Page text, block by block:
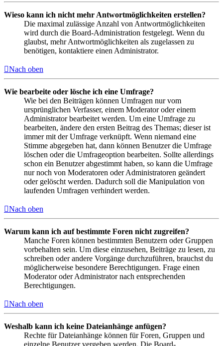
Wieso kann ich nicht mehr Antwortmöglichkeiten erstellen?
Die maximal zulässige Anzahl von Antwortmöglichkeiten
wird durch die Board-Administration festgelegt. Wenn du
glaubst, mehr Antwortmöglichkeiten als zugelassen zu
benötigen, kontaktiere einen Administrator.
Nach oben
Wie bearbeite oder lösche ich eine Umfrage?
Wie bei den Beiträgen können Umfragen nur vom
ursprünglichen Verfasser, einem Moderator oder einem
Administrator bearbeitet werden. Um eine Umfrage zu
bearbeiten, ändere den ersten Beitrag des Themas; dieser ist
immer mit der Umfrage verknüpft. Wenn niemand eine
Stimme abgegeben hat, dann können Benutzer die Umfrage
löschen oder die Umfrageoption bearbeiten. Sollte allerdings
schon ein Benutzer abgestimmt haben, so kann die Umfrage
nur noch von Moderatoren oder Administratoren geändert
oder gelöscht werden. Dadurch soll die Manipulation von
laufenden Umfragen verhindert werden.
Nach oben
Warum kann ich auf bestimmte Foren nicht zugreifen?
Manche Foren können bestimmten Benutzern oder Gruppen
vorbehalten sein. Um diese einzusehen, Beiträge zu lesen, zu
schreiben oder andere Vorgänge durchzuführen, brauchst du
möglicherweise besondere Berechtigungen. Frage einen
Moderator oder Administrator nach entsprechenden
Berechtigungen.
Nach oben
Weshalb kann ich keine Dateianhänge anfügen?
Rechte für Dateianhänge können für Foren, Gruppen und